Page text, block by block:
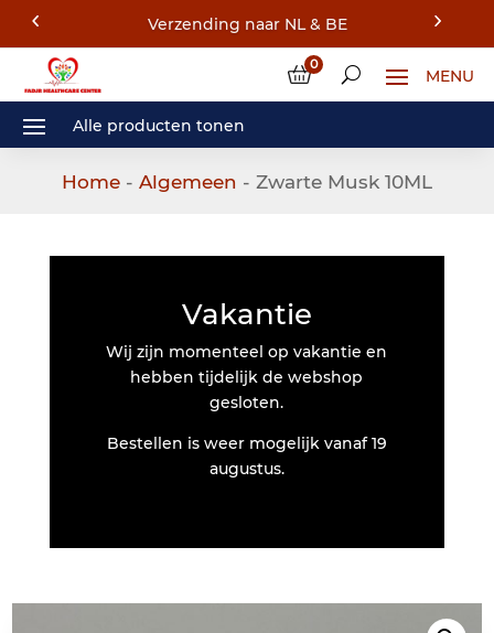
Verzending naar NL & BE
0
Home- Algemeen - Zwarte Musk 10ML
Vakantie
Wij zijn momenteel op vakantie en
hebben tijdelijk de webshop
gesloten.
Bestellen is weer mogelijk vanaf 19
augustus.